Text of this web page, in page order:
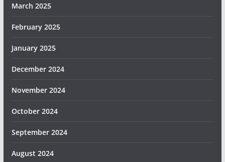
March 2025
February 2025
January 2025
December 2024
November 2024
October 2024
September 2024
August 2024